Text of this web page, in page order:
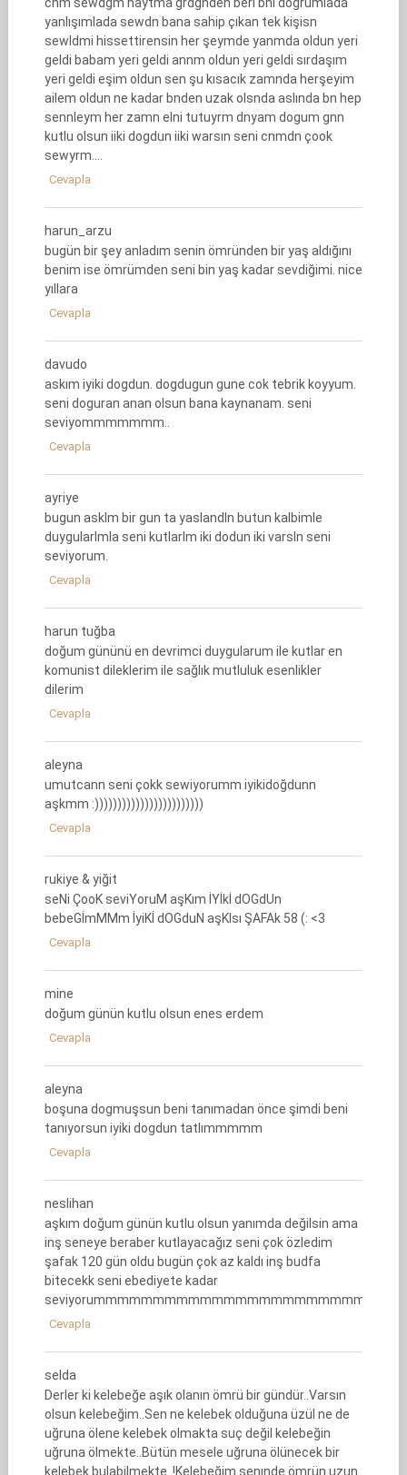
yanlışımlada sewdn bana sahip çıkan tek kişisn
sewldmi hissettirensin her şeymde yanmda oldun yeri
geldi babam yeri geldi annm oldun yeri geldi sırdaşım
yeri geldi eşim oldun sen şu kısacık zamnda herşeyim
ailem oldun ne kadar bnden uzak olsnda aslında bn hep
sennleym her zamn elni tutuyrm dnyam dogum gnn
kutlu olsun iiki dogdun iiki warsın seni cnmdn çook
sewyrm….
Cevapla
harun_arzu
bugün bir şey anladım senin ömründen bir yaş aldığını
benim ise ömrümden seni bin yaş kadar sevdiğimi. nice
yıllara
Cevapla
davudo
askım iyiki dogdun. dogdugun gune cok tebrik koyyum.
seni doguran anan olsun bana kaynanam. seni
seviyommmmmmm..
Cevapla
ayriye
bugun asklm bir gun ta yaslandln butun kalbimle
duygularlmla seni kutlarlm iki dodun iki varsln seni
seviyorum.
Cevapla
harun tuğba
doğum gününü en devrimci duygularum ile kutlar en
komunist dileklerim ile sağlık mutluluk esenlikler
dilerim
Cevapla
aleyna
umutcann seni çokk sewiyorumm iyikidoğdunn
aşkmm :))))))))))))))))))))))))
Cevapla
rukiye & yiğit
seNi ÇooK seviYoruM aşKım İYİkİ dOGdUn
bebeGİmMMm İyiKİ dOGduN aşKIsı ŞAFAk 58 (: <3
Cevapla
mine
doğum günün kutlu olsun enes erdem
Cevapla
aleyna
boşuna dogmuşsun beni tanımadan önce şimdi beni
tanıyorsun iyiki dogdun tatlımmmmm
Cevapla
neslihan
aşkım doğum günün kutlu olsun yanımda değilsin ama
inş seneye beraber kutlayacağız seni çok özledim
şafak 120 gün oldu bugün çok az kaldı inş budfa
bitecekk seni ebediyete kadar
Cevapla
selda
Derler ki kelebeğe aşık olanın ömrü bir gündür..Varsın
olsun kelebeğim..Sen ne kelebek olduğuna üzül ne de
uğruna ölene kelebek olmakta suç değil kelebeğin
uğruna ölmekte..Bütün mesele uğruna ölünecek bir
kelebek bulabilmekte..!Kelebeğim senınde ömrün uzun